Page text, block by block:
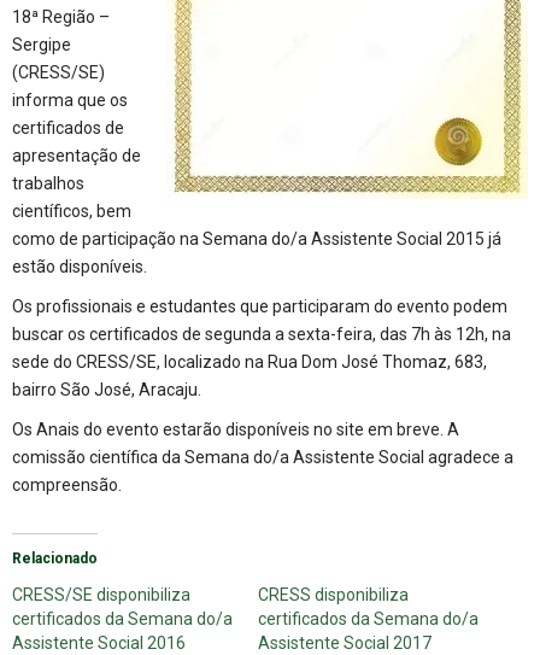
18ª Região –
Sergipe
(CRESS/SE)
informa que os
certificados de
apresentação de
trabalhos
científicos, bem
como de participação na Semana do/a Assistente Social 2015 já
estão disponíveis.
Os profissionais e estudantes que participaram do evento podem
buscar os certificados de segunda a sexta-feira, das 7h às 12h, na
sede do CRESS/SE, localizado na Rua Dom José Thomaz, 683,
bairro São José, Aracaju.
Os Anais do evento estarão disponíveis no site em breve. A
comissão científica da Semana do/a Assistente Social agradece a
compreensão.
Relacionado
CRESS/SE disponibiliza
certificados da Semana do/a
Assistente Social 2016
CRESS disponibiliza
certificados da Semana do/a
Assistente Social 2017